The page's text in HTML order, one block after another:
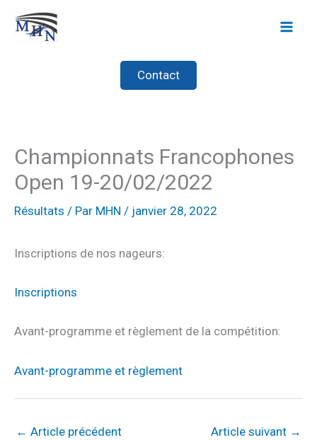
Contact
Championnats Francophones
Open 19-20/02/2022
Résultats / Par MHN / janvier 28, 2022
Inscriptions de nos nageurs:
Inscriptions
Avant-programme et règlement de la compétition:
Avant-programme et règlement
← Article précédent Article suivant →